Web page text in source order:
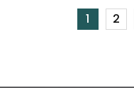
1 2